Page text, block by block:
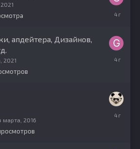
апреля,
апдейтера, Дизайнов,
2021
октября,
марта, 2016
декабря,